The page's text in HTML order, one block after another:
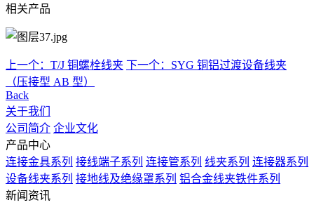
相关产品
上一个：T/J 铜螺栓线夹 下一个：SYG 铜铝过渡设备线夹
（压接型 AB 型）
Back
关于我们
公司简介 企业文化
产品中心
连接金具系列 接线端子系列 连接管系列 线夹系列 连接器系列
设备线夹系列 接地线及绝缘罩系列 铝合金线夹铁件系列
新闻资讯